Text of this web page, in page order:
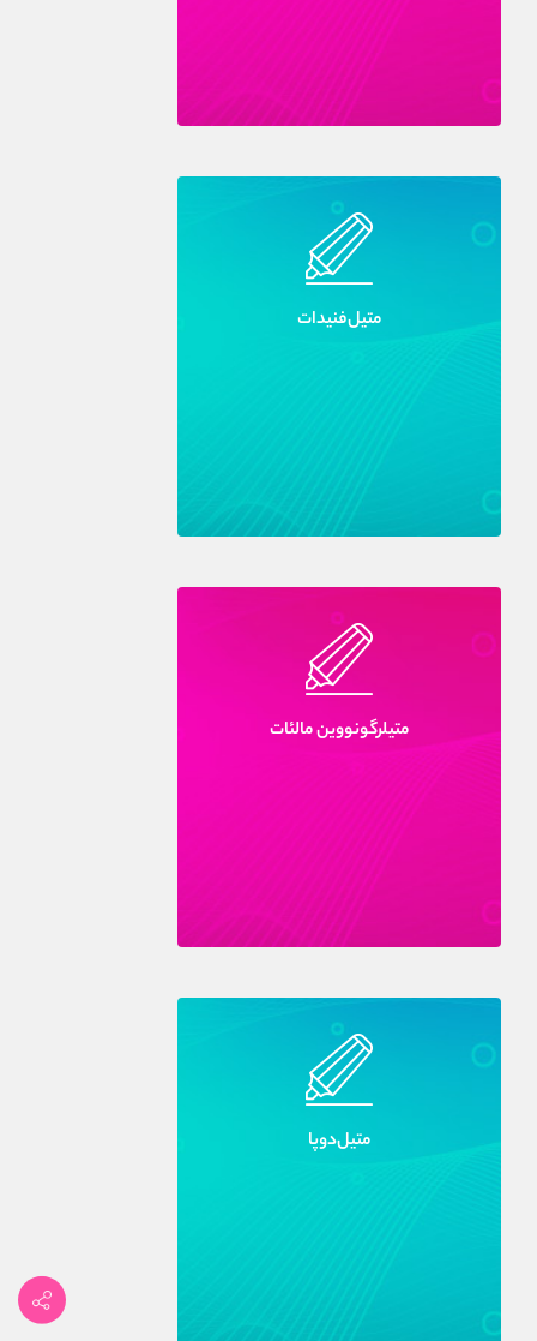
متيل‌فنيدات
متيلرگونووين مالئات
متيل‌دوپا